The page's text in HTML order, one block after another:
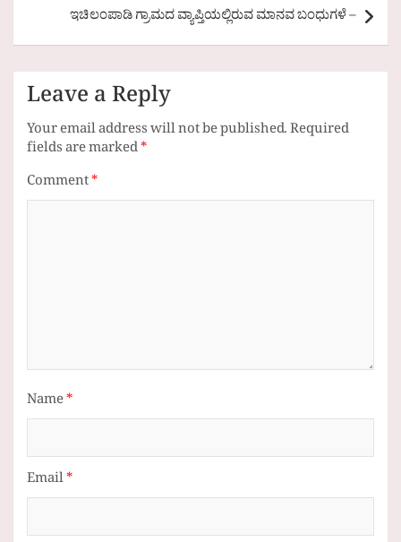
ಇಚಿಲಂಪಾಡಿ ಗ್ರಾಮದ ವ್ಯಾಪ್ತಿಯಲ್ಲಿರುವ ಮಾನವ ಬಂಧುಗಳೆ –
Leave a Reply
Your email address will not be published.Required
fields are marked*
Comment*
Name*
Email*